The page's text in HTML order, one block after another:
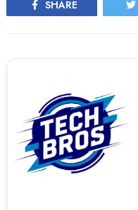
SHARE